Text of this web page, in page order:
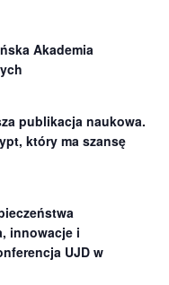
Akademia
publikacja naukowa.
który ma szansę
innowacje i
UJD w